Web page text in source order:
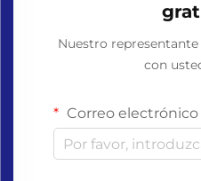
Nuestro
con
Correo electrónico